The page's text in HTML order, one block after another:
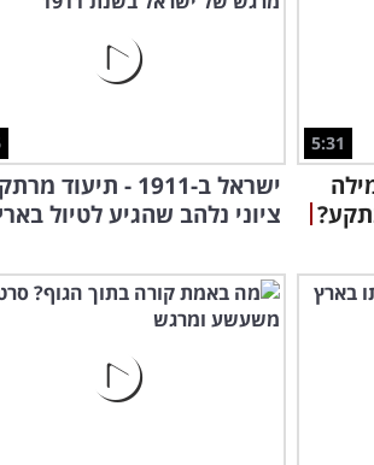
אילו מחלות גורמות לתסמיני
3:21
מרגש!
רק גאונים ינצחו באליפות
אתגר לחכמים בלבד: האם
תצליחו לנצח את הווירוס
5:31
ישראל ב-1911 - תיעוד
ציוני נלהב שהגיע לטיול